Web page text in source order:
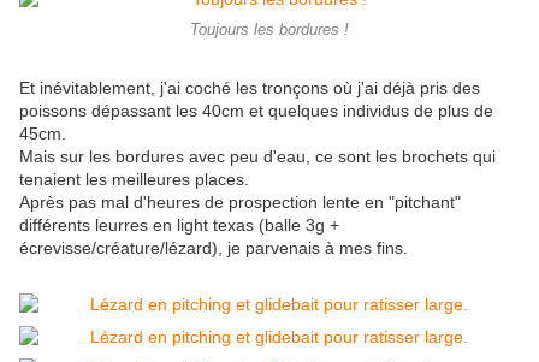
Toujours les bordures !
Et inévitablement, j'ai coché les tronçons où j'ai déjà pris des
poissons dépassant les 40cm et quelques individus de plus de
45cm.
Mais sur les bordures avec peu d'eau, ce sont les brochets qui
tenaient les meilleures places.
Après pas mal d'heures de prospection lente en "pitchant"
différents leurres en light texas (balle 3g +
écrevisse/créature/lézard), je parvenais à mes fins.